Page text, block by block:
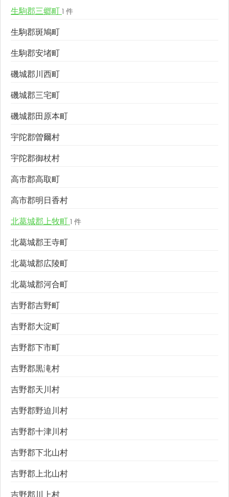
生駒郡三郷町 1 件
生駒郡斑鳩町
生駒郡安堵町
磯城郡川西町
磯城郡三宅町
磯城郡田原本町
宇陀郡曽爾村
宇陀郡御杖村
高市郡高取町
高市郡明日香村
北葛城郡上牧町 1 件
北葛城郡王寺町
北葛城郡広陵町
北葛城郡河合町
吉野郡吉野町
吉野郡大淀町
吉野郡下市町
吉野郡黒滝村
吉野郡天川村
吉野郡野迫川村
吉野郡十津川村
吉野郡下北山村
吉野郡上北山村